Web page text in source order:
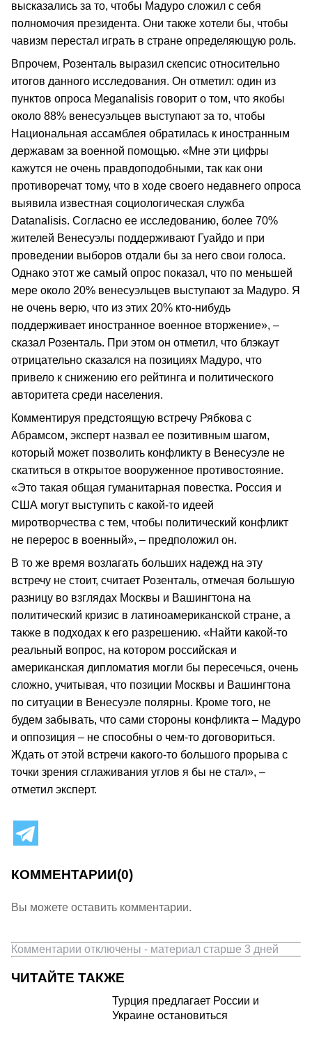
высказались за то, чтобы Мадуро сложил с себя
полномочия президента. Они также хотели бы, чтобы
чавизм перестал играть в стране определяющую роль.
Впрочем, Розенталь выразил скепсис относительно
итогов данного исследования. Он отметил: один из
пунктов опроса Meganalisis говорит о том, что якобы
около 88% венесуэльцев выступают за то, чтобы
Национальная ассамблея обратилась к иностранным
державам за военной помощью. «Мне эти цифры
кажутся не очень правдоподобными, так как они
противоречат тому, что в ходе своего недавнего опроса
выявила известная социологическая служба
Datanalisis. Согласно ее исследованию, более 70%
жителей Венесуэлы поддерживают Гуайдо и при
проведении выборов отдали бы за него свои голоса.
Однако этот же самый опрос показал, что по меньшей
мере около 20% венесуэльцев выступают за Мадуро. Я
не очень верю, что из этих 20% кто-нибудь
поддерживает иностранное военное вторжение», –
сказал Розенталь. При этом он отметил, что блэкаут
отрицательно сказался на позициях Мадуро, что
привело к снижению его рейтинга и политического
авторитета среди населения.
Комментируя предстоящую встречу Рябкова с
Абрамсом, эксперт назвал ее позитивным шагом,
который может позволить конфликту в Венесуэле не
скатиться в открытое вооруженное противостояние.
«Это такая общая гуманитарная повестка. Россия и
США могут выступить с какой-то идеей
миротворчества с тем, чтобы политический конфликт
не перерос в военный», – предположил он.
В то же время возлагать больших надежд на эту
встречу не стоит, считает Розенталь, отмечая большую
разницу во взглядах Москвы и Вашингтона на
политический кризис в латиноамериканской стране, а
также в подходах к его разрешению. «Найти какой-то
реальный вопрос, на котором российская и
американская дипломатия могли бы пересечься, очень
сложно, учитывая, что позиции Москвы и Вашингтона
по ситуации в Венесуэле полярны. Кроме того, не
будем забывать, что сами стороны конфликта – Мадуро
и оппозиция – не способны о чем-то договориться.
Ждать от этой встречи какого-то большого прорыва с
точки зрения сглаживания углов я бы не стал», –
отметил эксперт.
КОММЕНТАРИИ(0)
Вы можете оставить комментарии.
Комментарии отключены - материал старше 3 дней
ЧИТАЙТЕ ТАКЖЕ
Турция предлагает России и
Украине остановиться